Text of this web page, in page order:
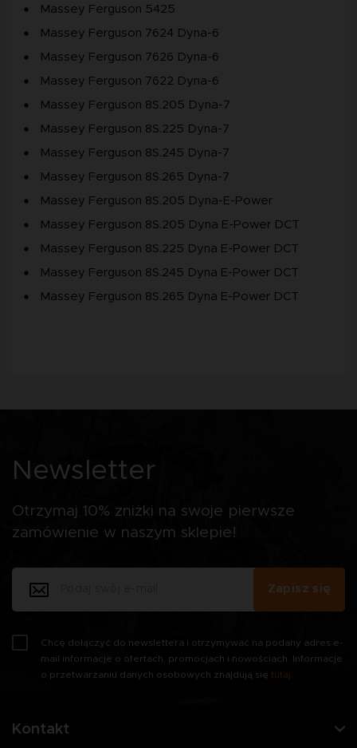
Massey Ferguson 5425
Massey Ferguson 7624 Dyna-6
Massey Ferguson 7626 Dyna-6
Massey Ferguson 7622 Dyna-6
Massey Ferguson 8S.205 Dyna-7
Massey Ferguson 8S.225 Dyna-7
Massey Ferguson 8S.245 Dyna-7
Massey Ferguson 8S.265 Dyna-7
Massey Ferguson 8S.205 Dyna-E-Power
Massey Ferguson 8S.205 Dyna E-Power DCT
Massey Ferguson 8S.225 Dyna E-Power DCT
Massey Ferguson 8S.245 Dyna E-Power DCT
Massey Ferguson 8S.265 Dyna E-Power DCT
Kontakt
Newsletter
Otrzymaj 10% zniżki na swoje pierwsze
zamówienie w naszym sklepie!
Chcę dołączyć do newslettera i otrzymywać na podany adres e-
mail informacje o ofertach, promocjach i nowościach. Informacje
o przetwarzaniu danych osobowych znajdują się tutaj
Zapisz się